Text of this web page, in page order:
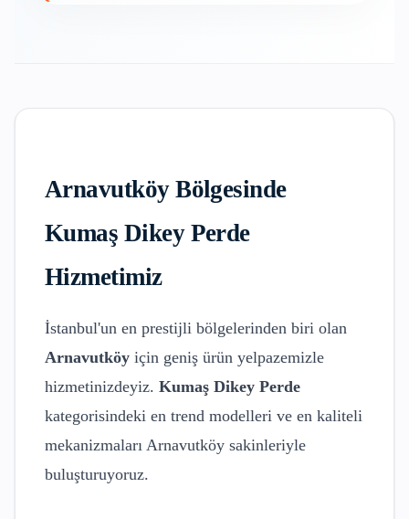
ArnavutköyBölgesinde
Kumaş Dikey Perde
Hizmetimiz
İstanbul'un en prestijli bölgelerinden biri olan
Arnavutköy için geniş ürün yelpazemizle
hizmetinizdeyiz. Kumaş Dikey Perde
kategorisindeki en trend modelleri ve en kaliteli
mekanizmaları Arnavutköy sakinleriyle
buluşturuyoruz.